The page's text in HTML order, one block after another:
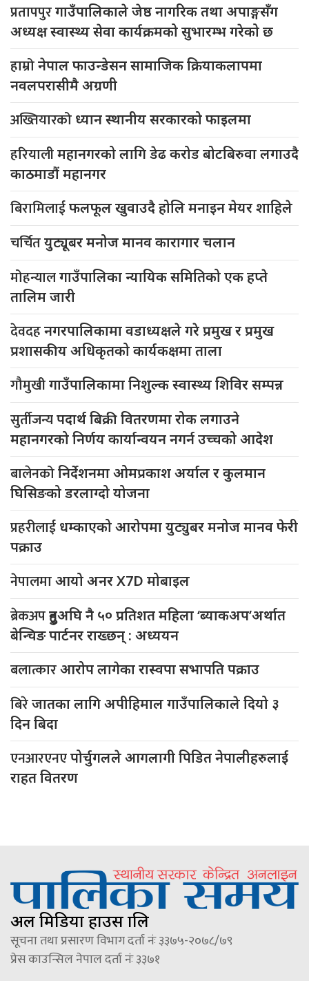
प्रतापपुरगाउँपालिकाले जेष्ठ नागरिक तथा अपाङ्गसँग
अध्यक्ष स्वास्थ्य सेवा कार्यक्रमको सुभारम्भ गरेको छ
हाम्रोनेपाल फाउन्डेसन सामाजिक क्रियाकलापमा
नवलपरासीमै अग्रणी
अख्तियारको ध्यान स्थानीय सरकारको फाइलमा
हरियालीमहानगरको लागि डेढ करोड बोटबिरुवा लगाउदै
काठमाडौं महानगर
बिरामिलाईफलफूल खुवाउदै होलि मनाइन मेयर शाहिले
चर्चितयुट्यूबर मनोज मानव कारागार चलान
मोहन्यालगाउँपालिका न्यायिक समितिको एक हप्ते
तालिम जारी
देवदहनगरपालिकामा वडाध्यक्षले गरे प्रमुख र प्रमुख
प्रशासकीय अधिकृतको कार्यकक्षमा ताला
गौमुखीगाउँपालिकामा निशुल्क स्वास्थ्य शिविर सम्पन्न
सुर्तीजन्यपदार्थ बिक्री वितरणमा रोक लगाउने
महानगरको निर्णय कार्यान्वयन नगर्न उच्चको आदेश
बालेनकोनिर्देशनमा ओमप्रकाश अर्याल र कुलमान
घिसिङको डरलाग्दो योजना
प्रहरीलाई धम्काएको आरोपमा युट्युबर मनोज मानव फेरी
पक्राउ
नेपालमाआयो अनर X7D मोबाइल
ब्रेकअपहुनुअघि नै ५० प्रतिशत महिला ‘ब्याकअप’अर्थात
बेन्चिङ पार्टनर राख्छन् : अध्ययन
बलात्कारआरोप लागेका रास्वपा सभापति पक्राउ
बिरेजातका लागि अपीहिमाल गाउँपालिकाले दियो ३
दिन बिदा
एनआरएनएपोर्चुगलले आगलागी पिडित नेपालीहरुलाई
राहत वितरण
अल मिडिया हाउस प्रालि
सूचना तथा प्रसारण विभाग दर्ता नंः ३३७५-२०७८/७९
प्रेस काउन्सिल नेपाल दर्ता नंः ३३७१